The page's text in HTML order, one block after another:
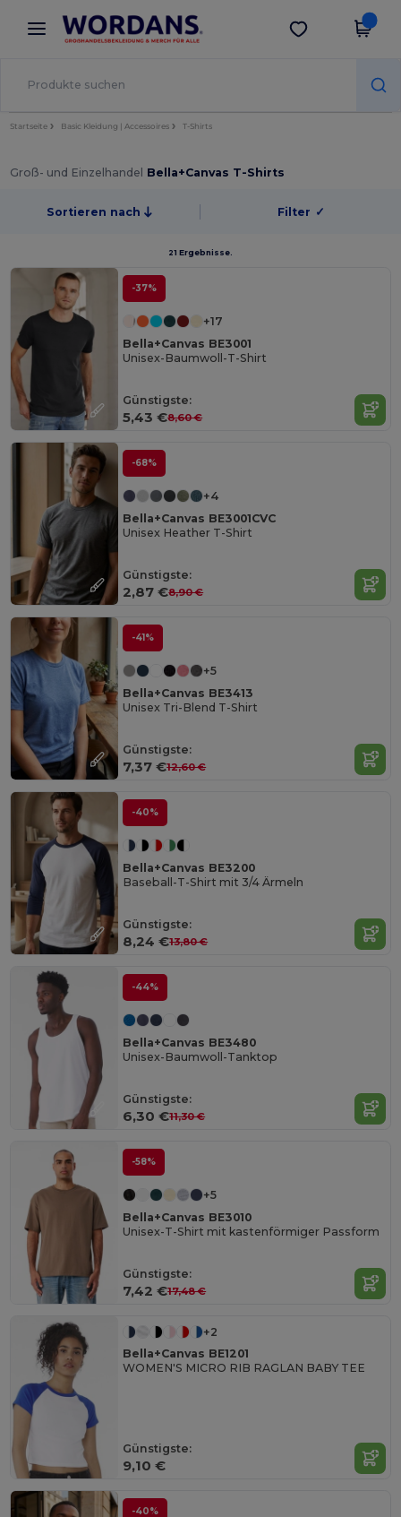
× Wordans App
Bessere Preise in der App!
App holen
Startseite Basic Kleidung | Accessoires T-Shirts
Groß- und Einzelhandel Bella+Canvas T-Shirts
Sortieren nach Filter ✓
21 Ergebnisse.
-37%
+17
Bella+Canvas BE3001
Unisex-Baumwoll-T-Shirt
Günstigste:
5,43 €8,60 €
-68%
+4
Bella+Canvas BE3001CVC
Unisex Heather T-Shirt
Günstigste:
2,87 €8,90 €
-41%
+5
Bella+Canvas BE3413
Unisex Tri-Blend T-Shirt
Günstigste:
7,37 €12,60 €
-40%
Bella+Canvas BE3200
Baseball-T-Shirt mit 3/4 Ärmeln
Günstigste:
8,24 €13,80 €
-44%
Bella+Canvas BE3480
Unisex-Baumwoll-Tanktop
Günstigste:
6,30 €11,30 €
-58%
+5
Bella+Canvas BE3010
Unisex-T-Shirt mit kastenförmiger Passform
Günstigste:
7,42 €17,48 €
+2
Bella+Canvas BE1201
WOMEN'S MICRO RIB RAGLAN BABY TEE
Günstigste:
9,10 €
-40%